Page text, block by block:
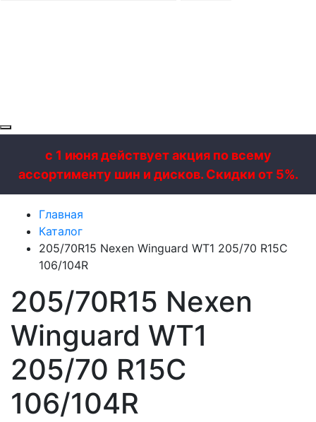
с 1 июня действует акция по всему
ассортименту шин и дисков. Скидки от 5%.
Главная
Каталог
205/70R15 Nexen Winguard WT1 205/70 R15C
106/104R
205/70R15 Nexen
Winguard WT1
205/70 R15C
106/104R